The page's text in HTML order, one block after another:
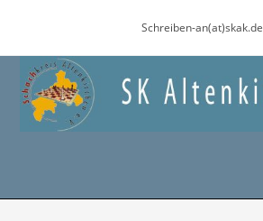
springen
Schreiben-an(at)skak.de